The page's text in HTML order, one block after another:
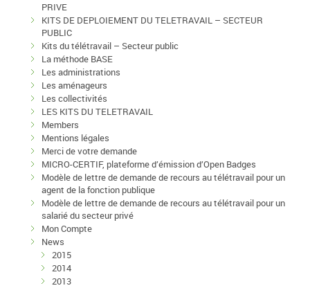
PRIVE
KITS DE DEPLOIEMENT DU TELETRAVAIL – SECTEUR
PUBLIC
Kits du télétravail – Secteur public
La méthode BASE
Les administrations
Les aménageurs
Les collectivités
LES KITS DU TELETRAVAIL
Members
Mentions légales
Merci de votre demande
MICRO-CERTIF, plateforme d’émission d’Open Badges
Modèle de lettre de demande de recours au télétravail pour un
agent de la fonction publique
Modèle de lettre de demande de recours au télétravail pour un
salarié du secteur privé
Mon Compte
News
2015
2014
2013